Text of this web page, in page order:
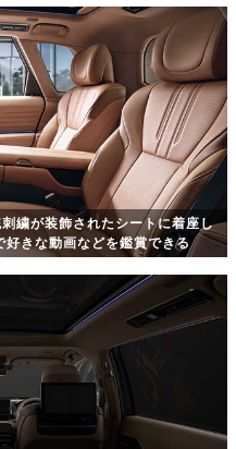
繍が装飾されたシートに着座し
きな動画などを鑑賞できる